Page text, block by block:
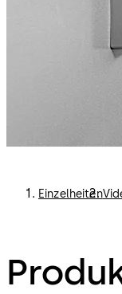
Einzelheiten